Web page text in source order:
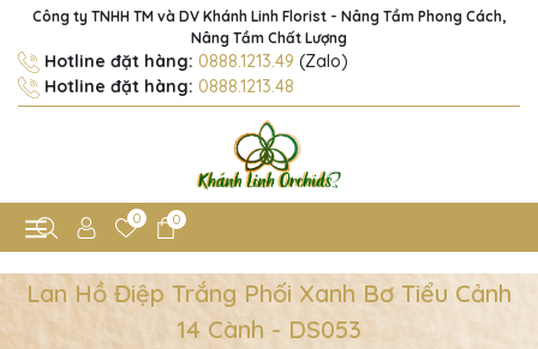
Công ty TNHH TM và DV Khánh Linh Florist - Nâng Tầm Phong Cách,
Nâng Tầm Chất Lượng
Hotline đặt hàng: 0888.1213.49 (Zalo)
Hotline đặt hàng: 0888.1213.48
0 0
Lan Hồ Điệp Trắng Phối Xanh Bơ Tiểu Cảnh
14 Cành - DS053